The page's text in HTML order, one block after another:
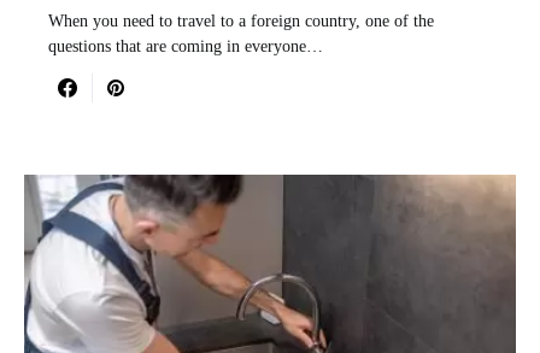
When you need to travel to a foreign country, one of the
questions that are coming in everyone…